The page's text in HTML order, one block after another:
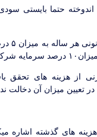
اندوخته حتما بایستی
اختیاری میباشد.
از هزینه های تحقق
تعیین میزان آن دخالت
های گذشته اشاره